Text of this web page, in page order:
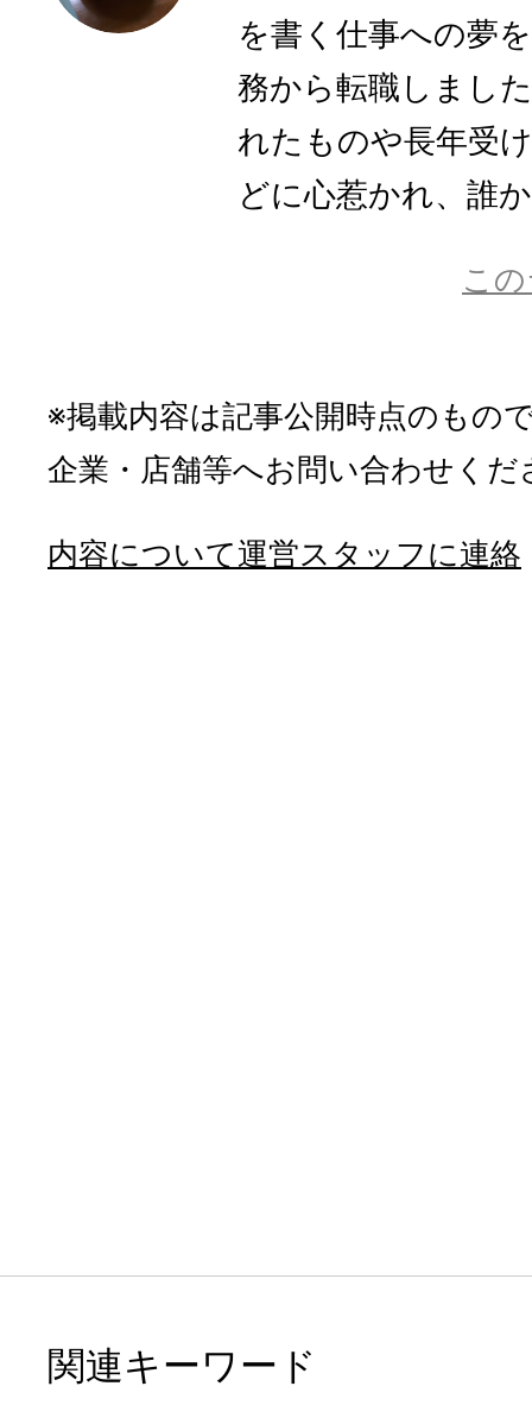
を書く仕事への夢
務から転職しまし
れたものや長年受
どに心惹かれ、誰
こ
※掲載内容は記事公開時点のもの
企業・店舗等へお問い合わせくだ
内容について運営スタッフに連絡
関連キーワード